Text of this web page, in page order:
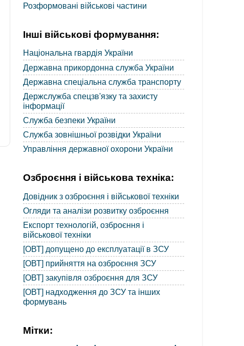
Розформовані військові частини
Інші військові формування:
Національна гвардія України
Державна прикордонна служба України
Державна спеціальна служба транспорту
Держслужба спецзв'язку та захисту
інформації
Служба безпеки України
Служба зовнішньої розвідки України
Управління державної охорони України
Озброєння і військова техніка:
Довідник з озброєння і військової техніки
Огляди та аналізи розвитку озброєння
Експорт технологій, озброєння і
військової техніки
[ОВТ] допущено до експлуатації в ЗСУ
[ОВТ] прийняття на озброєння ЗСУ
[ОВТ] закупівля озброєння для ЗСУ
[ОВТ] надходження до ЗСУ та інших
формувань
Мітки: